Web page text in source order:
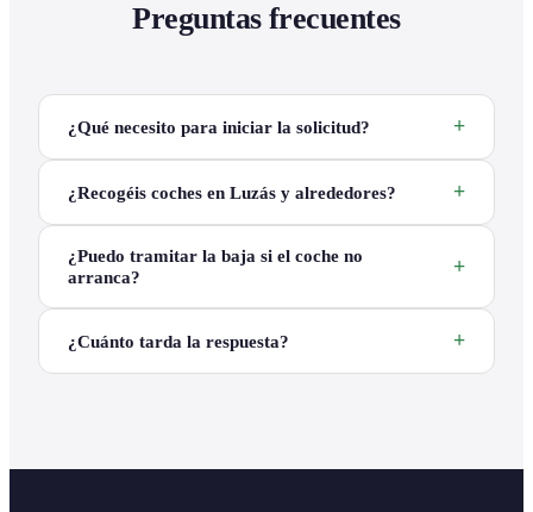
Preguntas frecuentes
¿Qué necesito para iniciar la solicitud?
¿Recogéis coches en Luzás y alrededores?
¿Puedo tramitar la baja si el coche no
arranca?
¿Cuánto tarda la respuesta?